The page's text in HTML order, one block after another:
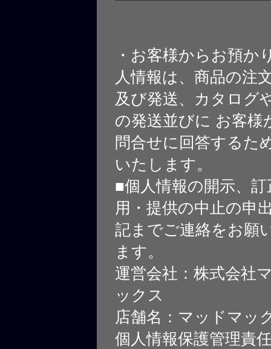
・お客様からお預か
人情報は、商品の注
及び発送、カタログ
の発送並びに お客様
問合せに回答するた
いたします。
■個人情報の開示、
用・提供の中止の申
記までご連絡をお願
ます。
運営会社：株式会社
ックス
店舗名：マッドマッ
個人情報保護管理責